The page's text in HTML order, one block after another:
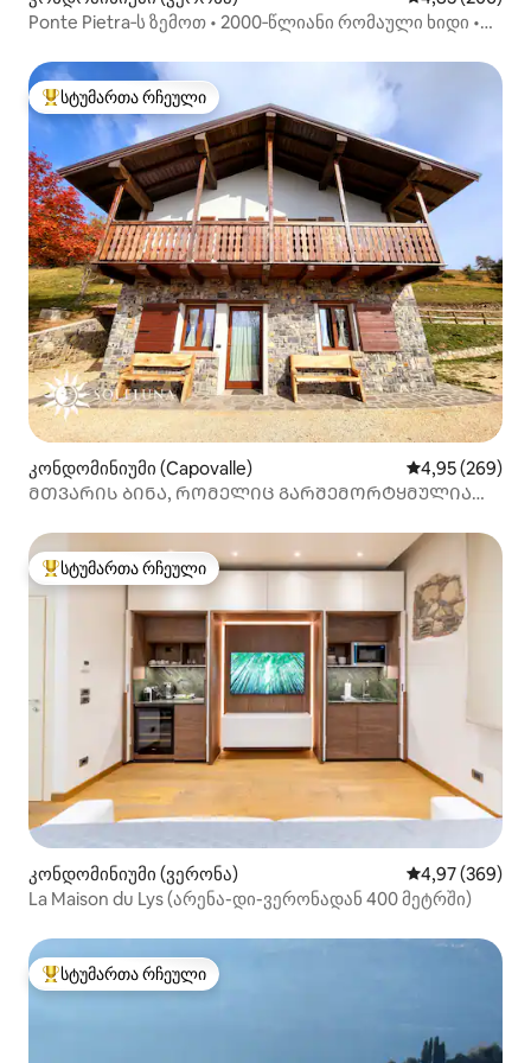
Ponte Pietra‑ს ზემოთ • 2000‑წლიანი რომაული ხიდი •
სტუმართა რჩეული მოწინავე ვარიანტი
სტუმართა რჩეული
კონდომინიუმი (Capovalle) საშუალო
4,95 (269)
ᲛᲗᲕᲐᲠᲘᲡ ᲑᲘᲜᲐ, ᲠᲝᲛᲔᲚᲘᲪ ᲒᲐᲠᲨᲔᲛᲝᲠᲢᲧᲛᲣᲚᲘᲐ
სტუმართა რჩეული მოწინავე ვარიანტი
სტუმართა რჩეული
კონდომინიუმი (ვერონა) საშუალო
4,97 (369)
La Maison du Lys (არენა-დი-ვერონადან 400 მეტრში)
სტუმართა რჩეული მოწინავე ვარიანტი
სტუმართა რჩეული